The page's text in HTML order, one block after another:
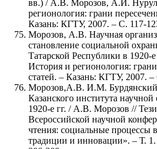
вв.) / А.В. Морозов, А.И.
регионология: грани
Казань: КГТУ, 2007. – С. 117-
Морозов, А.В. Научная
становление социальной
Татарской Республики в
История и регионология:
статей. – Казань: КГТУ, 2007.
Морозов,А.В. И.М. Бурдянский
Казанского института научной
1920-е гг. / А.В. Морозов //
Всероссийской научной
чтения: социальные процессы
традиции и инновации». – Т.